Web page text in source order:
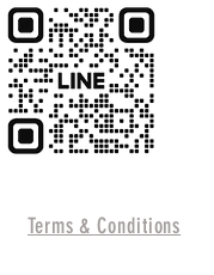
Terms & Conditions